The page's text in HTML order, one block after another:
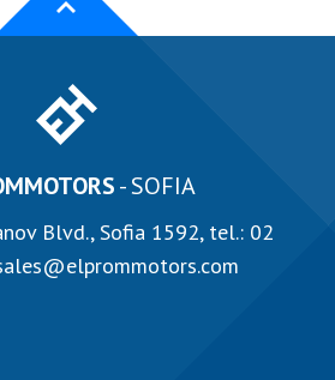
- SOFIA
Blvd., Sofia 1592, tel.: 02